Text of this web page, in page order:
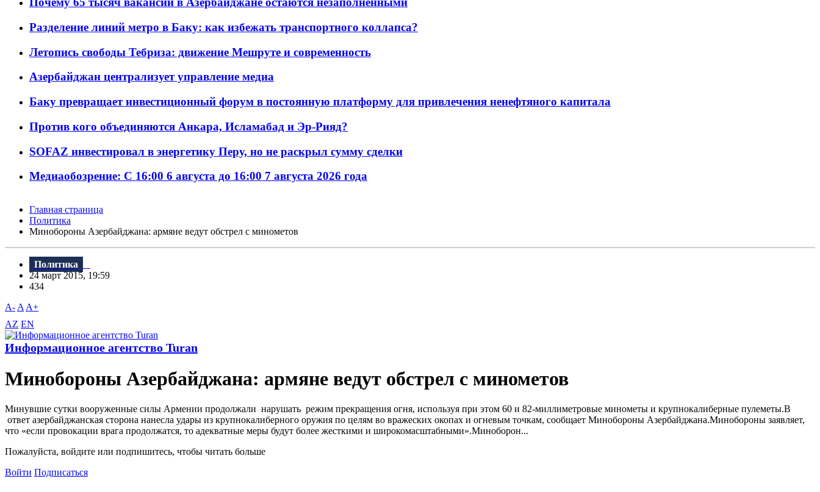
Разделение линий метро в Баку: как избежать транспортного коллапса?
Летопись свободы Тебриза: движение Мешруте и современность
Азербайджан централизует управление медиа
Баку превращает инвестиционный форум в постоянную платформу для привлечения ненефтяного капитала
Против кого объединяются Анкара, Исламабад и Эр-Рияд?
SOFAZ инвестировал в энергетику Перу, но не раскрыл сумму сделки
Медиаобозрение: С 16:00 6 августа до 16:00 7 августа 2026 года
Главная страница
Политика
Минобороны Азербайджана: армяне ведут обстрел с минометов
Политика
24 март 2015, 19:59
434
A- A A+
AZ EN
Информационное агентство Turan
Минобороны Азербайджана: армяне ведут обстрел с минометов
Минувшие сутки вооруженные силы Армении продолжали нарушать режим прекращения огня, используя при этом 60 и 82-миллиметровые минометы и крупнокалиберные пулеметы.В
ответ азербайджанская сторона нанесла удары из крупнокалиберного оружия по целям во вражеских окопах и огневым точкам, сообщает Минобороны Азербайджана.Минобороны заявляет,
что «если провокации врага продолжатся, то адекватные меры будут более жесткими и широкомасштабными».Миноборон...
Пожалуйста, войдите или подпишитесь, чтобы читать больше
Войти Подписаться